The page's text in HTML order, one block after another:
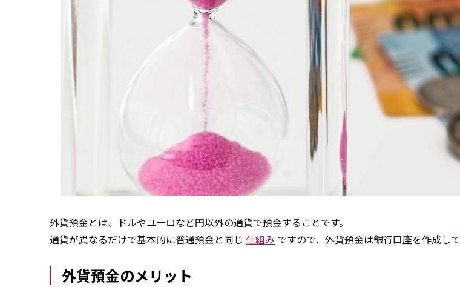
外貨預金とは、ドルやユーロなど円以外の通貨で預金することです。
通貨が異なるだけで基本的に普通預金と同じ 仕組み ですので、外貨預金は銀行口座を作成して
外貨預金のメリット